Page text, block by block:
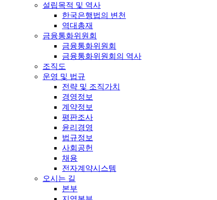
설립목적 및 역사
한국은행법의 변천
역대총재
금융통화위원회
금융통화위원회
금융통화위원회의 역사
조직도
운영 및 법규
전략 및 조직가치
경영정보
계약정보
평판조사
윤리경영
법규정보
사회공헌
채용
전자계약시스템
오시는 길
본부